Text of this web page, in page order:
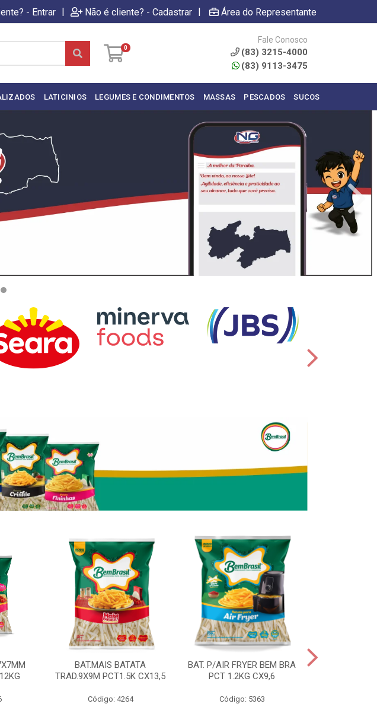
- Entrar | Não é cliente? - Cadastrar | Área do Representante
0
Fale Conosco
(83) 3215-4000
(83) 9113-3475
LATICINIOS LEGUMES E CONDIMENTOS MASSAS PESCADOS SUCOS
BAT.MAIS BATATA
TRAD.9X9M PCT1.5K CX13,5
Código: 4264
BAT. P/AIR FRYER BEM BRA
PCT 1.2KG CX9,6
Código: 5363